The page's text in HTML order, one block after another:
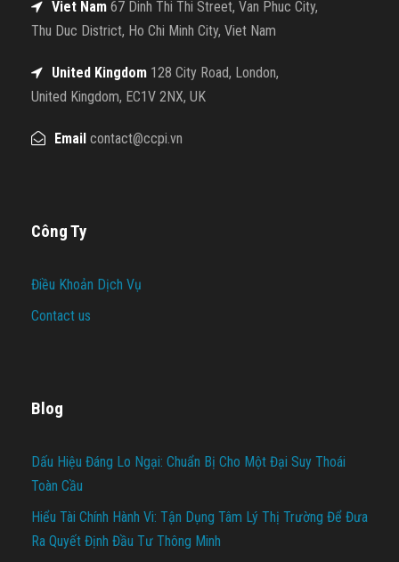
Viet Nam 67 Dinh Thi Thi Street, Van Phuc City,
Thu Duc District, Ho Chi Minh City, Viet Nam
United Kingdom 128 City Road, London,
United Kingdom, EC1V 2NX, UK
Email contact@ccpi.vn
Công Ty
Điều Khoản Dịch Vụ
Contact us
Blog
Dấu Hiệu Đáng Lo Ngại: Chuẩn Bị Cho Một Đại Suy Thoái
Toàn Cầu
Hiểu Tài Chính Hành Vi: Tận Dụng Tâm Lý Thị Trường Để Đưa
Ra Quyết Định Đầu Tư Thông Minh